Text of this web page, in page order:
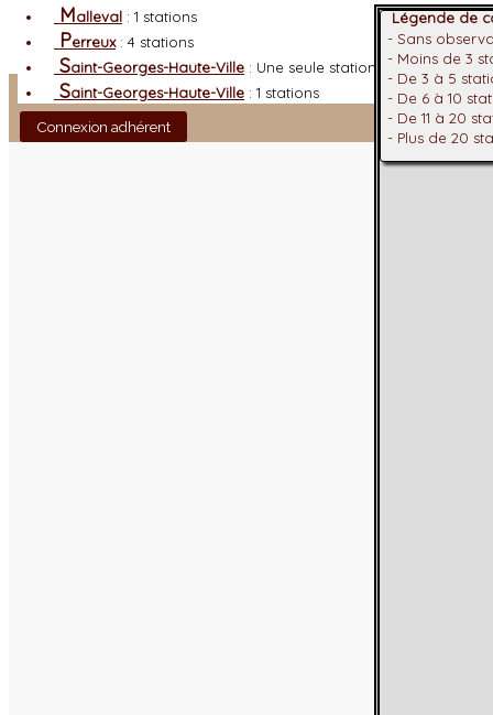
Facebook
Connexion adhérent
Malleval : 1 stations
Perreux: 4 stations
Saint-Georges-Haute-Ville : Une seule station
Saint-Georges-Haute-Ville : 1 stations
Légende de
- Sans
- Moins de 3
- De 3 à 5
- De 6 à 10
- De 11 à 20
- Plus de 20